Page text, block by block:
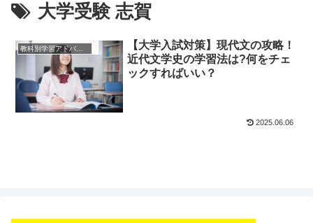
大学受験 志賀
教科別学習アドバイス
【大学入試対策】現代文の攻略！
近代文学史の学習法は?何をチェ
ックすればいい？
2025.06.06